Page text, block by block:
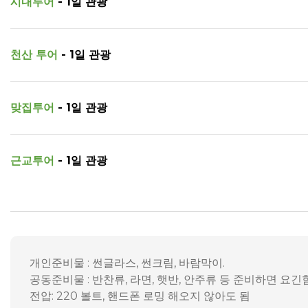
천산 투어 - 1일 관광
맞집투어 - 1일 관광
근교투어 - 1일 관광
개인준비물 : 썬글라스, 썬크림, 바람막이.
공동준비물 : 반찬류, 라면, 햇반, 안주류 등 준비하면 요긴
전압: 220 볼트, 핸드폰 로밍 해오지 않아도 됨